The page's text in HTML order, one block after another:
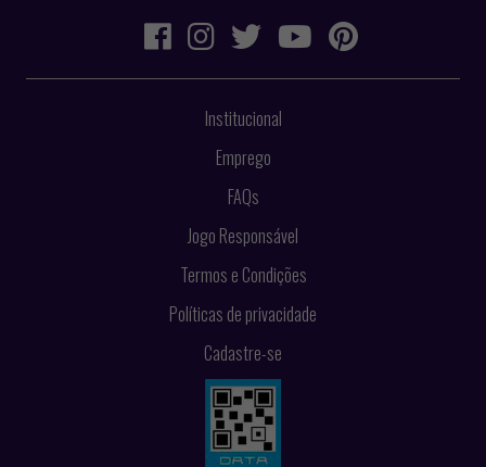
Institucional
Emprego
FAQs
Jogo Responsável
Termos e Condições
Políticas de privacidade
Cadastre-se